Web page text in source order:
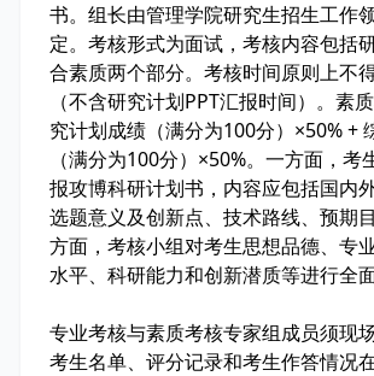
书。组长由管理学院研究生招生工作
定。考核形式为面试，考核内容包括
合素质两个部分。考核时间原则上不
（不含研究计划PPT汇报时间）。素
究计划成绩（满分为100分）×50% +
（满分为100分）×50%。一方面，考
报攻博科研计划书，内容应包括国内外
选题意义及创新点、技术路线、预期
方面，考核小组对考生思想品德、专
水平、科研能力和创新潜质等进行全面
专业考核与素质考核专家组成员须现
考生名单、评分记录和考生作答情况